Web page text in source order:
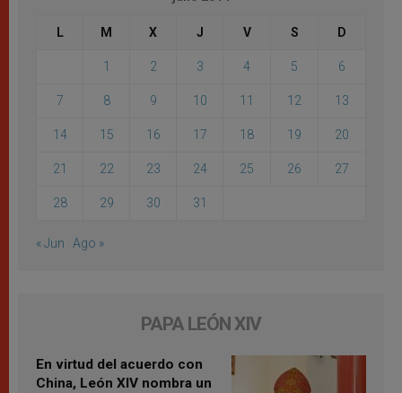
L M X J V S D
1 2 3 4 5 6
7 8 9 10 11 12 13
14 15 16 17 18 19 20
21 22 23 24 25 26 27
28 29 30 31
« Jun Ago »
PAPA LEÓN XIV
En virtud del acuerdo con
China, León XIV nombra un